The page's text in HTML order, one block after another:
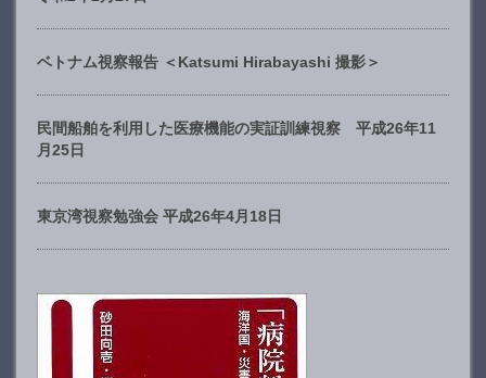
ベトナム視察報告 ＜Katsumi Hirabayashi 撮影＞
民間船舶を利用した医療機能の実証訓練視察 平成26年11
月25日
東京湾視察勉強会 平成26年4月18日